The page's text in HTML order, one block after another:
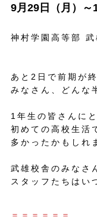
9月29日（月）～
神村学園高等部
あと2日で前期が
みなさん、どんな
1年生の皆さんに
初めての高校生活
多かったかもしれ
武雄校舎のみなさ
スタッフたちはい
＝＝＝＝＝＝